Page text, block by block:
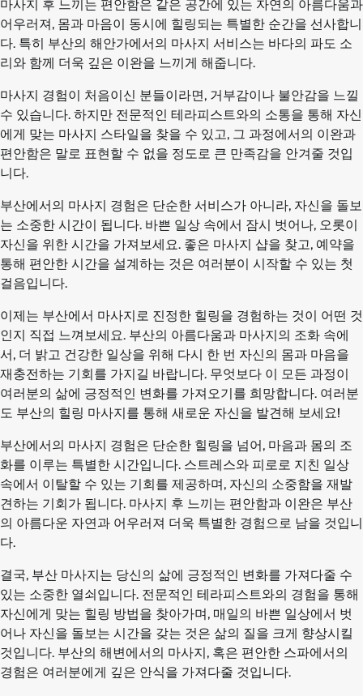
마사지 후 느끼는 편안함은 같은 공간에 있는 자연의 아름다움과
어우러져, 몸과 마음이 동시에 힐링되는 특별한 순간을 선사합니
다. 특히 부산의 해안가에서의 마사지 서비스는 바다의 파도 소
리와 함께 더욱 깊은 이완을 느끼게 해줍니다.
마사지 경험이 처음이신 분들이라면, 거부감이나 불안감을 느낄
수 있습니다. 하지만 전문적인 테라피스트와의 소통을 통해 자신
에게 맞는 마사지 스타일을 찾을 수 있고, 그 과정에서의 이완과
편안함은 말로 표현할 수 없을 정도로 큰 만족감을 안겨줄 것입
니다.
부산에서의 마사지 경험은 단순한 서비스가 아니라, 자신을 돌보
는 소중한 시간이 됩니다. 바쁜 일상 속에서 잠시 벗어나, 오롯이
자신을 위한 시간을 가져보세요. 좋은 마사지 샵을 찾고, 예약을
통해 편안한 시간을 설계하는 것은 여러분이 시작할 수 있는 첫
걸음입니다.
이제는 부산에서 마사지로 진정한 힐링을 경험하는 것이 어떤 것
인지 직접 느껴보세요. 부산의 아름다움과 마사지의 조화 속에
서, 더 밝고 건강한 일상을 위해 다시 한 번 자신의 몸과 마음을
재충전하는 기회를 가지길 바랍니다. 무엇보다 이 모든 과정이
여러분의 삶에 긍정적인 변화를 가져오기를 희망합니다. 여러분
도 부산의 힐링 마사지를 통해 새로운 자신을 발견해 보세요!
부산에서의 마사지 경험은 단순한 힐링을 넘어, 마음과 몸의 조
화를 이루는 특별한 시간입니다. 스트레스와 피로로 지친 일상
속에서 이탈할 수 있는 기회를 제공하며, 자신의 소중함을 재발
견하는 기회가 됩니다. 마사지 후 느끼는 편안함과 이완은 부산
의 아름다운 자연과 어우러져 더욱 특별한 경험으로 남을 것입니
다.
결국, 부산 마사지는 당신의 삶에 긍정적인 변화를 가져다줄 수
있는 소중한 열쇠입니다. 전문적인 테라피스트와의 경험을 통해
자신에게 맞는 힐링 방법을 찾아가며, 매일의 바쁜 일상에서 벗
어나 자신을 돌보는 시간을 갖는 것은 삶의 질을 크게 향상시킬
것입니다. 부산의 해변에서의 마사지, 혹은 편안한 스파에서의
경험은 여러분에게 깊은 안식을 가져다줄 것입니다.